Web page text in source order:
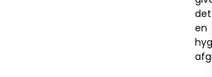
det
en